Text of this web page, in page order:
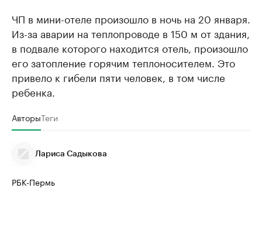
ЧП в мини-отеле произошло в ночь на 20 января.
Из-за аварии на теплопроводе в 150 м от здания,
в подвале которого находится отель, произошло
его затопление горячим теплоносителем. Это
привело к гибели пяти человек, в том числе
ребенка.
АвторыТеги
Лариса Садыкова
РБК-Пермь